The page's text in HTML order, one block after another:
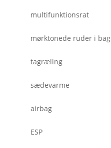
multifunktionsrat
mørktonede ruder i bag
tagræling
sædevarme
airbag
ESP